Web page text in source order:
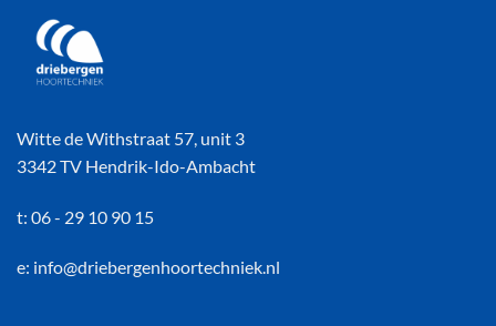
Witte de Withstraat 57, unit 3
3342 TV Hendrik-Ido-Ambacht
t: 06 - 29 10 90 15
e: info@driebergenhoortechniek.nl